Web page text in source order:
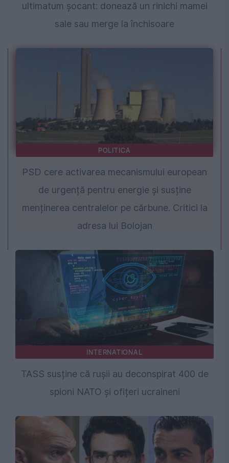
ultimatum șocant: donează un rinichi mamei
sale sau merge la închisoare
POLITICA
PSD cere activarea mecanismului european
de urgență pentru energie și susține
menținerea centralelor pe cărbune. Critici la
adresa lui Bolojan
INTERNATIONAL
TASS susține că rușii au deconspirat 400 de
spioni NATO și ofițeri ucraineni